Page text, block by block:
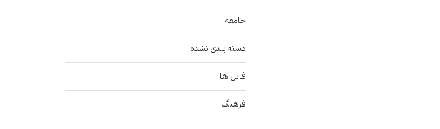
جامعه
دسته بندی نشده
فايل ها
فرهنگ